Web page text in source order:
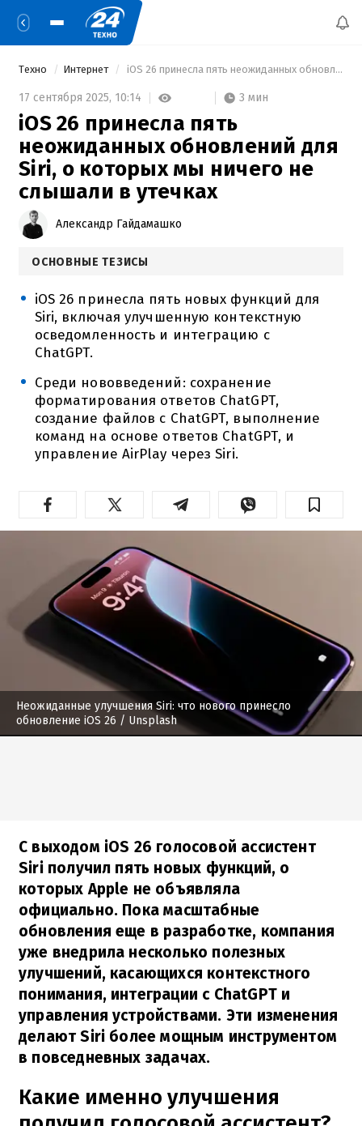
Техно Интернет iOS 26 принесла пять неожиданных обновлений для Siri, о которых мы ничего не слышали в утечках
17 сентября 2025, 10:14 3 мин
iOS 26 принесла пять
неожиданных обновлений для
Siri, о которых мы ничего не
слышали в утечках
Александр Гайдамашко
ОСНОВНЫЕ ТЕЗИСЫ
iOS 26 принесла пять новых функций для
Siri, включая улучшенную контекстную
осведомленность и интеграцию с
ChatGPT.
Среди нововведений: сохранение
форматирования ответов ChatGPT,
создание файлов с ChatGPT, выполнение
команд на основе ответов ChatGPT, и
управление AirPlay через Siri.
Неожиданные улучшения Siri: что нового принесло
обновление iOS 26 / Unsplash
С выходом iOS 26 голосовой ассистент
Siri получил пять новых функций, о
которых Apple не объявляла
официально. Пока масштабные
обновления еще в разработке, компания
уже внедрила несколько полезных
улучшений, касающихся контекстного
понимания, интеграции с ChatGPT и
управления устройствами. Эти изменения
делают Siri более мощным инструментом
в повседневных задачах.
Какие именно улучшения